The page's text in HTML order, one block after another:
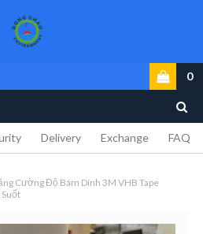
0
Delivery Exchange FAQ
Cường Độ Bám Dính 3M VHB Tape